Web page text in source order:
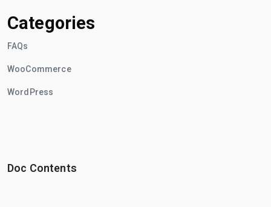
Categories
FAQs
WooCommerce
WordPress
Doc Contents